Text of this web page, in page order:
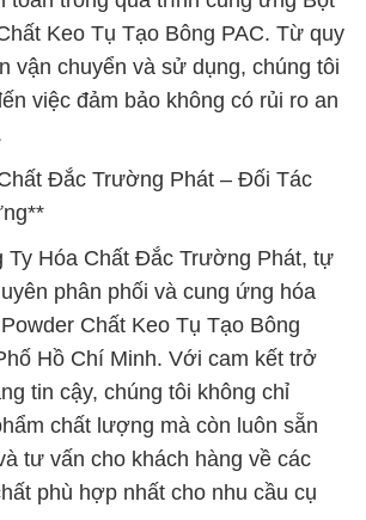
Keo Tụ Tạo Bông PAC. Từ quy
vận chuyển và sử dụng, chúng tôi
việc đảm bảo không có rủi ro an
Đắc Trường Phát – Đối Tác
Ty Hóa Chất Đắc Trường Phát, tự
phân phối và cung ứng hóa
Chất Keo Tụ Tạo Bông
Hồ Chí Minh. Với cam kết trở
tin cậy, chúng tôi không chỉ
chất lượng mà còn luôn sẵn
tư vấn cho khách hàng về các
phù hợp nhất cho nhu cầu cụ